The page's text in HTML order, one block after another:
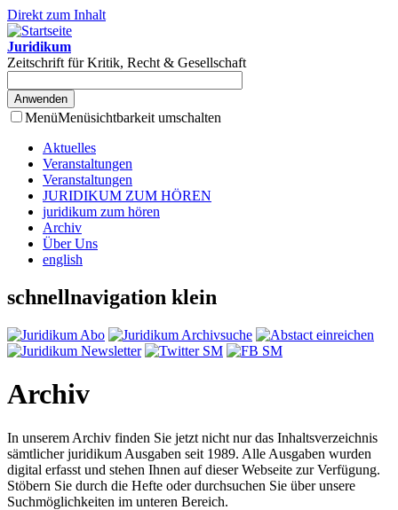
Direkt zum Inhalt
Juridikum
Zeitschrift für Kritik, Recht & Gesellschaft
MenüMenüsichtbarkeit umschalten
Aktuelles
Veranstaltungen
Veranstaltungen
JURIDIKUM ZUM HÖREN
juridikum zum hören
Archiv
Über Uns
english
schnellnavigation klein
Archiv
In unserem Archiv finden Sie jetzt nicht nur das Inhaltsverzeichnis
sämtlicher juridikum Ausgaben seit 1989. Alle Ausgaben wurden
digital erfasst und stehen Ihnen auf dieser Webseite zur Verfügung.
Stöbern Sie durch die Hefte oder durchsuchen Sie über unsere
Suchmöglichkeiten im unteren Bereich.